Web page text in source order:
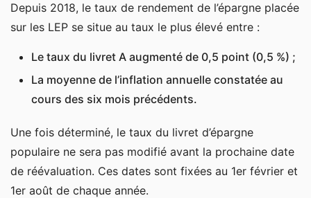
Depuis 2018, le taux de rendement de l’épargne placée
sur les LEP se situe au taux le plus élevé entre :
Le taux du livret A augmenté de 0,5 point (0,5 %) ;
La moyenne de l’inflation annuelle constatée au
cours des six mois précédents.
Une fois déterminé, le taux du livret d’épargne
populaire ne sera pas modifié avant la prochaine date
de réévaluation. Ces dates sont fixées au 1er février et
1er août de chaque année.